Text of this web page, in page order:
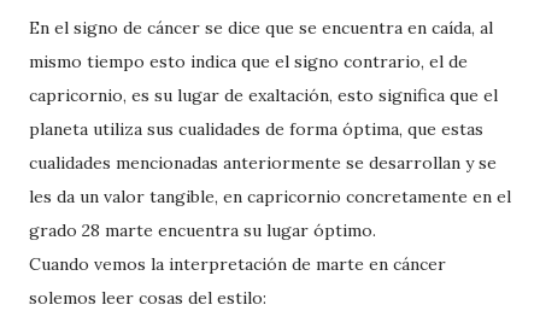
En el signo de cáncer se dice que se encuentra en caída, al
mismo tiempo esto indica que el signo contrario, el de
capricornio, es su lugar de exaltación, esto significa que el
planeta utiliza sus cualidades de forma óptima, que estas
cualidades mencionadas anteriormente se desarrollan y se
les da un valor tangible, en capricornio concretamente en el
grado 28 marte encuentra su lugar óptimo.
Cuando vemos la interpretación de marte en cáncer
solemos leer cosas del estilo: